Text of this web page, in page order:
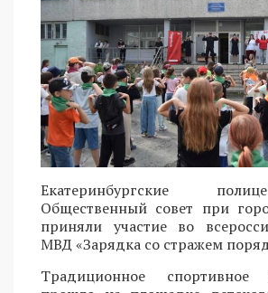
Екатеринбургские
Общественный совет при
приняли участие во
МВД «Зарядка со стражем
Традиционное спортивное